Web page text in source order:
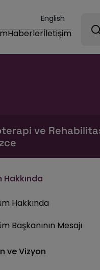
English
Haberlerİletişim
ve
Hakkında
Hakkında
Başkanının Mesajı
ve Vizyon